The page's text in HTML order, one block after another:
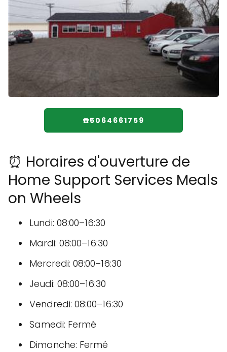
☎️5064661759
⏰ Horaires d'ouverture de
Home Support Services Meals
on Wheels
Lundi: 08:00–16:30
Mardi: 08:00–16:30
Mercredi: 08:00–16:30
Jeudi: 08:00–16:30
Vendredi: 08:00–16:30
Samedi: Fermé
Dimanche: Fermé